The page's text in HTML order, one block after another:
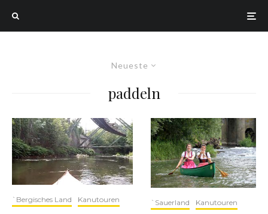
Neueste
paddeln
`Bergisches Land Kanutouren `Sauerland Kanutouren